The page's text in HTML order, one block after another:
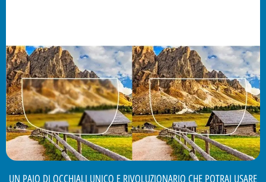
UN PAIO DI OCCHIALI UNICO E RIVOLUZIONARIO CHE POTRAI USARE